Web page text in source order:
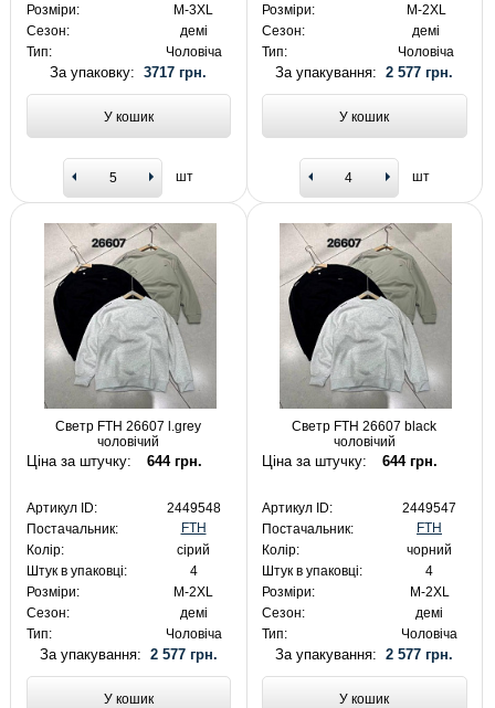
Розміри:
M-3XL
Сезон:
демі
Тип:
Чоловіча
За упаковку:3717 грн.
У кошик
шт
Розміри:
M-2XL
Сезон:
демі
Тип:
Чоловіча
За упакування:2 577 грн.
У кошик
шт
Светр FTH 26607 l.grey
чоловічий
Ціна за штучку: 644 грн.
Артикул ID:
2449548
Постачальник:
FTH
Колір:
сірий
Штук в упаковці:
4
Розміри:
M-2XL
Сезон:
демі
Тип:
Чоловіча
За упакування: 2 577 грн.
У кошик
Светр FTH 26607 black
чоловічий
Ціна за штучку: 644 грн.
Артикул ID:
2449547
Постачальник:
FTH
Колір:
чорний
Штук в упаковці:
4
Розміри:
M-2XL
Сезон:
демі
Тип:
Чоловіча
За упакування:2 577 грн.
У кошик